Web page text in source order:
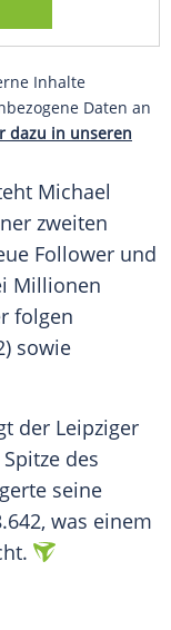
Inhalte
Daten an
dazu in unseren
Michael
zweiten
Follower und
Millionen
folgen
sowie
der Leipziger
des
seine
was einem